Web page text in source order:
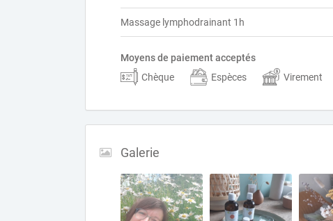
Massage lymphodrainant 1h
Moyens de paiement acceptés
Chèque
Espèces Virement
Galerie